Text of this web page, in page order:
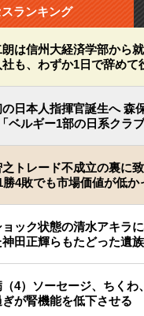
ランキング
は信州大経済学部から
社も、わずか1日で辞めて
の日本人指揮官誕生へ 森
ベルギー1部の日系クラ
トレード不成立の裏に
勝4敗でも市場価値が低か
ョック状態の清水アキラ
神田正輝らもたどった遺
4）ソーセージ、ちくわ
が腎機能を低下させる